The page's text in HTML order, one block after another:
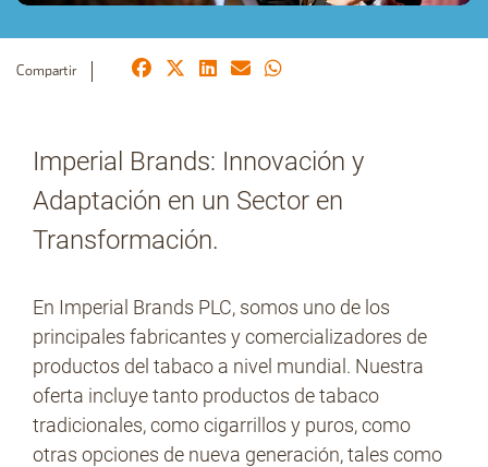
No Contrabando
Prensa
Compartir
Imperial Brands: Innovación y
Adaptación en un Sector en
Transformación.
En Imperial Brands PLC, somos uno de los
principales fabricantes y comercializadores de
productos del tabaco a nivel mundial. Nuestra
oferta incluye tanto productos de tabaco
tradicionales, como cigarrillos y puros, como
otras opciones de nueva generación, tales como